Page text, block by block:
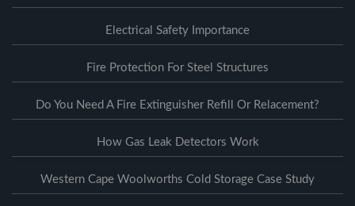
Electrical Safety Importance
Fire Protection For Steel Structures
Do You Need A Fire Extinguisher Refill Or Relacement?
How Gas Leak Detectors Work
Western Cape Woolworths Cold Storage Case Study